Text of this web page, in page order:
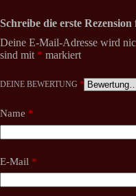
Schreibe die erste
Deine E-Mail-Adresse wird
sind mit * markiert
DEINE BEWERTUNG *
Name *
E-Mail *